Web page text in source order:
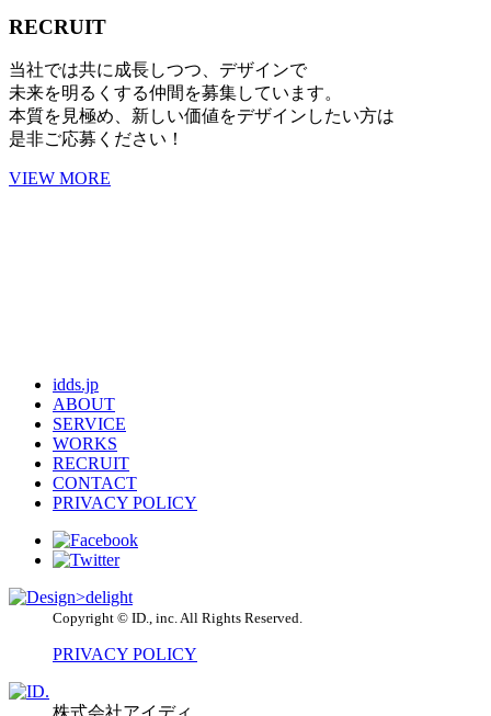
RECRUIT
当社では共に成長しつつ、デザインで
未来を明るくする仲間を募集しています。
本質を見極め、新しい価値をデザインしたい方は
是非ご応募ください！
VIEW MORE
idds.jp
ABOUT
SERVICE
WORKS
RECRUIT
CONTACT
PRIVACY POLICY
Copyright © ID., inc. All Rights Reserved.
PRIVACY POLICY